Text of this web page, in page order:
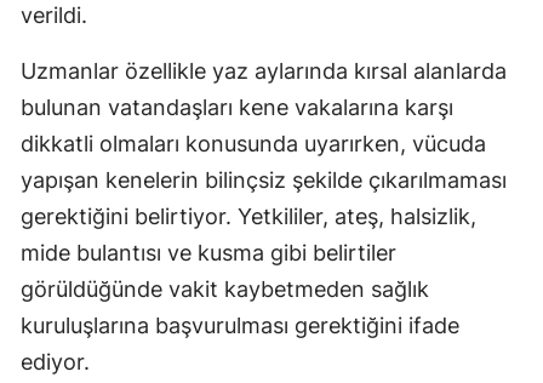
verildi.
Uzmanlar özellikle yaz aylarında kırsal alanlarda
bulunan vatandaşları kene vakalarına karşı
dikkatli olmaları konusunda uyarırken, vücuda
yapışan kenelerin bilinçsiz şekilde çıkarılmaması
gerektiğini belirtiyor. Yetkililer, ateş, halsizlik,
mide bulantısı ve kusma gibi belirtiler
görüldüğünde vakit kaybetmeden sağlık
kuruluşlarına başvurulması gerektiğini ifade
ediyor.